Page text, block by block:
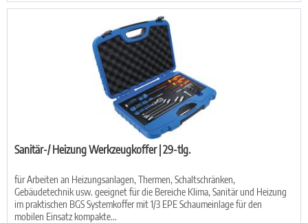
Sanitär-/ Heizung Werkzeugkoffer | 29-tlg.
für Arbeiten an Heizungsanlagen, Thermen, Schaltschränken,
Gebäudetechnik usw. geeignet für die Bereiche Klima, Sanitär und Heizung
im praktischen BGS Systemkoffer mit 1/3 EPE Schaumeinlage für den
mobilen Einsatz kompakte...